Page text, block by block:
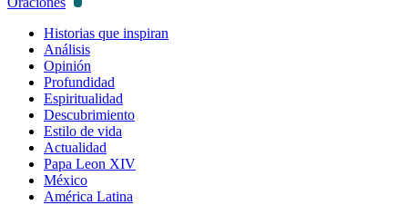
Historias que inspiran
Análisis
Opinión
Profundidad
Espiritualidad
Descubrimiento
Estilo de vida
Actualidad
Papa Leon XIV
México
América Latina